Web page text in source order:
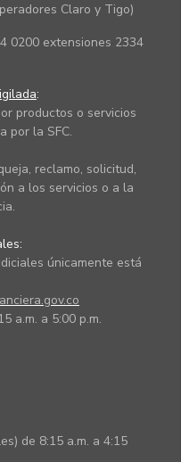
Claro y Tigo)
0200 extensiones 2334
:
productos o servicios
por la SFC.
reclamo, solicitud,
a los servicios o a la
únicamente está
a.m. a 5:00 p.m.
de 8:15 a.m. a 4:15